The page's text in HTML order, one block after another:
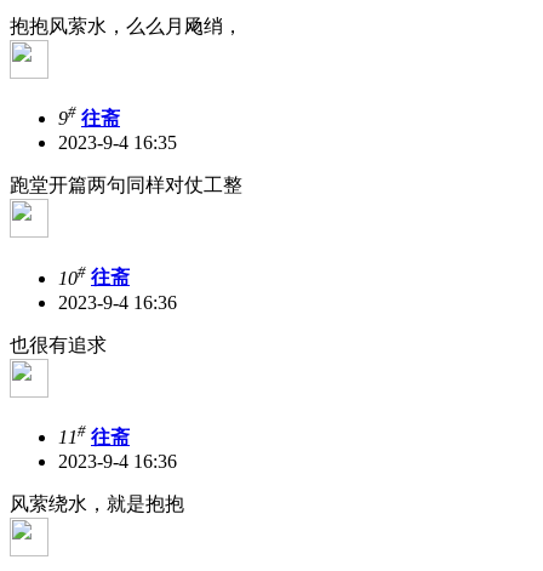
抱抱风萦水，么么月飏绡，
9# 往斋
2023-9-4 16:35
跑堂开篇两句同样对仗工整
10# 往斋
2023-9-4 16:36
也很有追求
11# 往斋
2023-9-4 16:36
风萦绕水，就是抱抱